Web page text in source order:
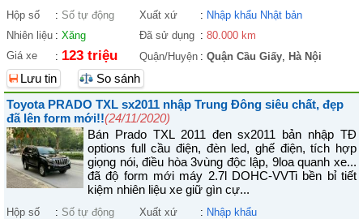
Hộp số : Số tự động Xuất xứ : Nhập khẩu Nhật bản
Nhiên liệu : Xăng Đã sử dụng : 80.000 km
Giá xe
: 123 triệu Quận/Huyện : Quận Cầu Giấy, Hà Nội
Lưu tin
So sánh
Toyota PRADO TXL sx2011 nhập Trung Đông siêu chất, đẹp
đã lên form mới!!(24/11/2020)
Bán Prado TXL 2011 đen sx2011 bản nhập TĐ
options full cầu điện, đèn led, ghế điện, tích hợp
giọng nói, điều hòa 3vùng độc lập, 9loa quanh xe...
đã độ form mới máy 2.7l DOHC-VVTi bền bỉ tiết
kiệm nhiên liệu xe giữ gìn cự...
Hộp số : Số tự động Xuất xứ : Nhập khẩu